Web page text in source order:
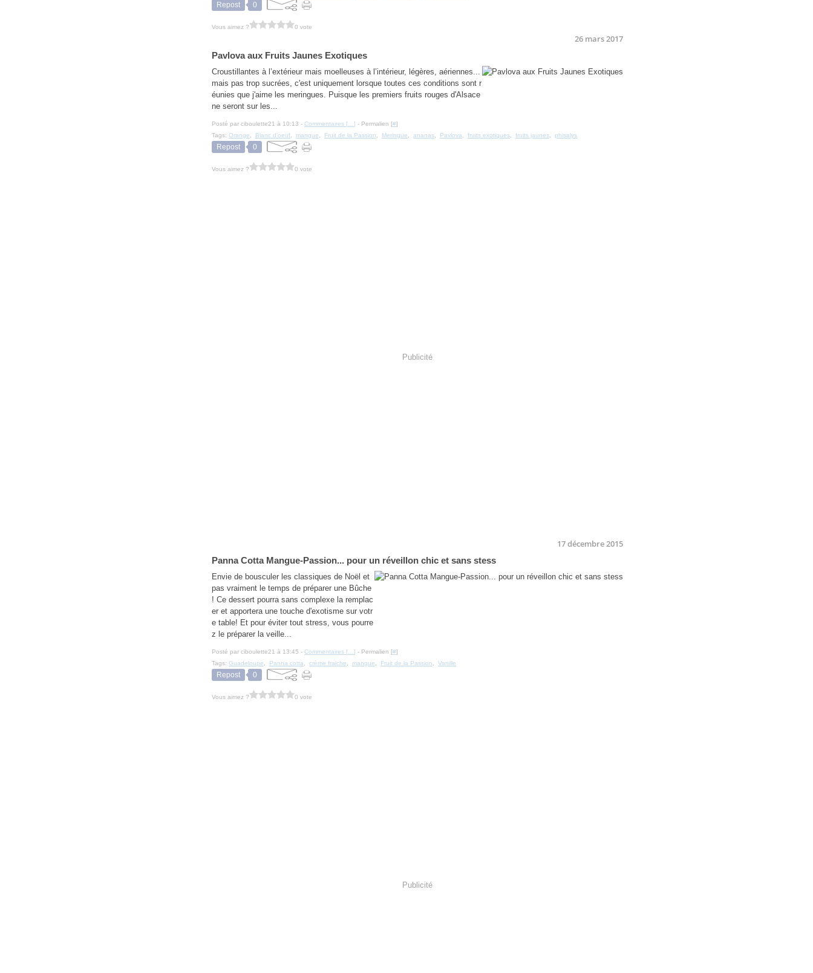
Repost 0
Vous aimez ? 0 vote
26 mars 2017
Pavlova aux Fruits Jaunes Exotiques
Croustillantes à l’extérieur mais moelleuses à l’intérieur, légères, aériennes...
mais pas trop sucrées, c'est uniquement lorsque toutes ces conditions sont r
éunies que j'aime les meringues. Puisque les premiers fruits rouges d'Alsace
ne seront sur les...
Posté par ciboulette21 à 10:13 - Commentaires [ ] - Permalien [#]
Tags: Orange Blanc d'oeuf mangue Fruit de la Passion Meringue ananas Pavlova fruits exotiques fruits jaunes phisalys
Repost 0
Vous aimez ? 0 vote
Publicité
17 décembre 2015
Panna Cotta Mangue-Passion... pour un réveillon chic et sans stess
Envie de bousculer les classiques de Noël et
pas vraiment le temps de préparer une Bûche
! Ce dessert pourra sans complexe la remplac
er et apportera une touche d'exotisme sur votr
e table! Et pour éviter tout stress, vous pourre
z le préparer la veille...
Posté par ciboulette21 à 13:45 - Commentaires [ ] - Permalien [#]
Tags: Guadeloupe Panna cotta crème fraiche mangue Fruit de la Passion Vanille
Repost 0
Vous aimez ? 0 vote
Publicité